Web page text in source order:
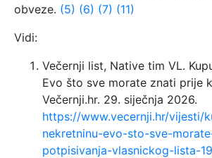
obveze. (5) (6) (7) (11)
Vidi:
Večernji list, Native tim VL.
Evo što sve morate znati prije
Večernji.hr. 29. siječnja 2026.
https://www.vecernji.hr/vijesti/
nekretninu-evo-sto-sve-
potpisivanja-vlasnickog-lista-